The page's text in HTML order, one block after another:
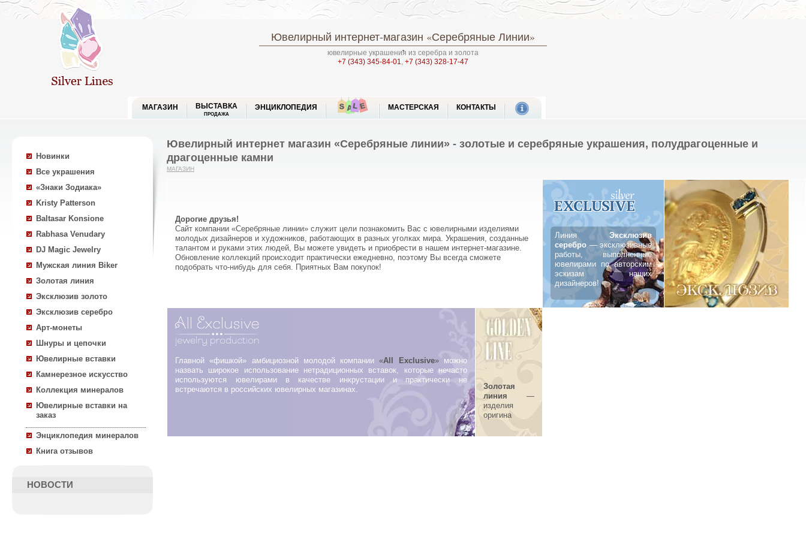
Ювелирный интернет-магазин «Серебряные Линии»
ювелирные украшения из серебра и золота
+7 (343) 345-84-01, +7 (343) 328-17-47
МАГАЗИН ВЫСТАВКА
ПРОДАЖА
ЭНЦИКЛОПЕДИЯ МАСТЕРСКАЯ КОНТАКТЫ
Новинки
Все украшения
«Знаки Зодиака»
Kristy Patterson
Baltasar Konsione
Rabhasa Venudary
DJ Magic Jewelry
Мужская линия Biker
Золотая линия
Эксклюзив золото
Эксклюзив серебро
Арт-монеты
Шнуры и цепочки
Ювелирные вставки
Камнерезное искусство
Коллекция минералов
Ювелирные вставки на
заказ
Энциклопедия минералов
Книга отзывов
НОВОСТИ
Ювелирный интернет магазин «Серебряные линии» - золотые и серебряные украшения, полудрагоценные и
драгоценные камни
МАГАЗИН
Дорогие друзья!
Сайт компании «Серебряные линии» служит цели познакомить Вас с ювелирными изделиями
молодых дизайнеров и художников, работающих в разных уголках мира. Украшения, созданные
талантом и руками этих людей, Вы можете увидеть и приобрести в нашем интернет-магазине.
Обновление коллекций происходит практически ежедневно, поэтому Вы всегда сможете
подобрать что-нибудь для себя. Приятных Вам покупок!
ЛинияЭксклюзив
серебро— эксклюзивные
работы, выполненные
ювелирами по авторским
эскизам наших
дизайнеров!
Главной «фишкой» амбициозной молодой компании«All Exclusive»можно
назвать широкое использование нетрадиционных вставок, которые нечасто
используются ювелирами в качестве инкрустации и практически не
встречаются в российских ювелирных магазинах.
Золотая
линия —
изделия
оригина